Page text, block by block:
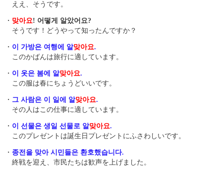
ええ、そうです。
・ 맞아요! 어떻게 알았어요?
そうです！どうやって知ったんですか？
・ 이 가방은 여행에 알맞아요.
このかばんは旅行に適しています。
・ 이 옷은 봄에 알맞아요.
この服は春にちょうどいいです。
・ 그 사람은 이 일에 알맞아요.
その人はこの仕事に適しています。
・ 이 선물은 생일 선물로 알맞아요.
このプレゼントは誕生日プレゼントにふさわしいです。
・ 종전을 맞아 시민들은 환호했습니다.
終戦を迎え、市民たちは歓声を上げました。